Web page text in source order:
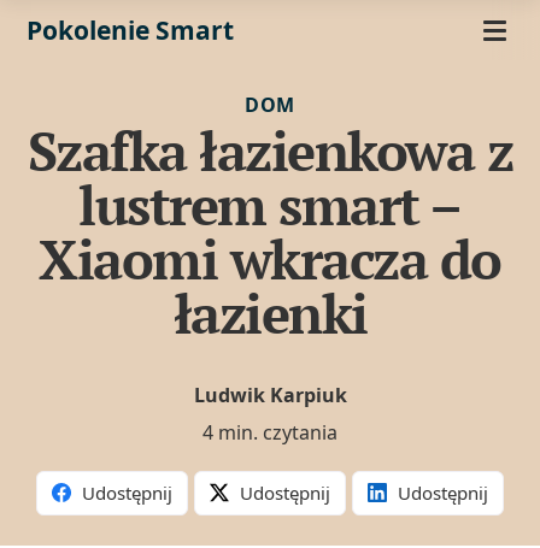
Pokolenie Smart
DOM
Szafka łazienkowa z
lustrem smart –
Xiaomi wkracza do
łazienki
Ludwik Karpiuk
4 min. czytania
Udostępnij Udostępnij Udostępnij